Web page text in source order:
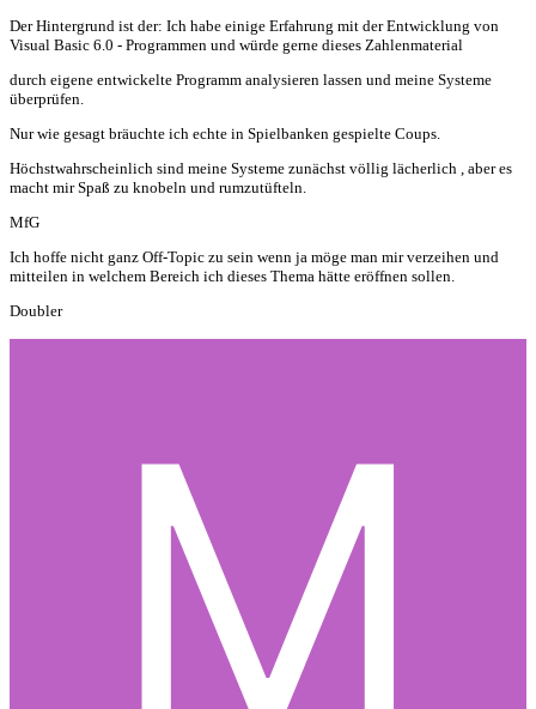
Der Hintergrund ist der: Ich habe einige Erfahrung mit der Entwicklung von
Visual Basic 6.0 - Programmen und würde gerne dieses Zahlenmaterial
durch eigene entwickelte Programm analysieren lassen und meine Systeme
überprüfen.
Nur wie gesagt bräuchte ich echte in Spielbanken gespielte Coups.
Höchstwahrscheinlich sind meine Systeme zunächst völlig lächerlich , aber es
macht mir Spaß zu knobeln und rumzutüfteln.
MfG
Ich hoffe nicht ganz Off-Topic zu sein wenn ja möge man mir verzeihen und
mitteilen in welchem Bereich ich dieses Thema hätte eröffnen sollen.
Doubler